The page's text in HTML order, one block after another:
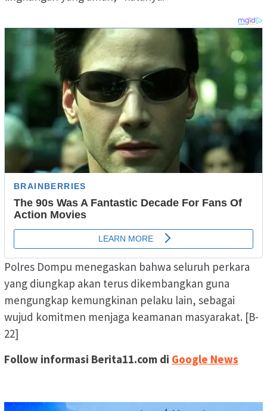
Polres Dompu menegaskan bahwa seluruh perkara
yang diungkap akan terus dikembangkan guna
mengungkap kemungkinan pelaku lain, sebagai
wujud komitmen menjaga keamanan masyarakat. [B-
22]
Follow informasi Berita11.com di Google News